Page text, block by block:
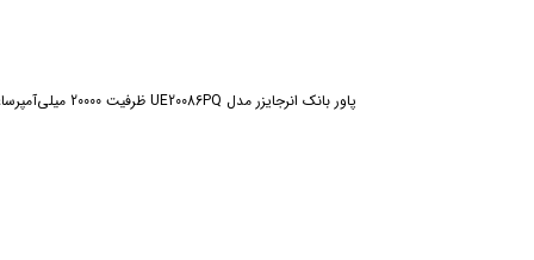
پاور بانک انرجایزر مدل UE20086PQ ظرفیت 20000 میلی‌آمپرساعت